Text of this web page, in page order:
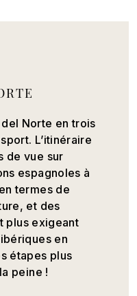
Norte en trois
L’itinéraire
de vue sur
espagnoles à
termes de
et des
plus exigeant
en
étapes plus
peine !